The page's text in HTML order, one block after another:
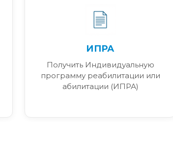
ИПРА
Получить Индивидуальную
программу реабилитации или
абилитации (ИПРА)